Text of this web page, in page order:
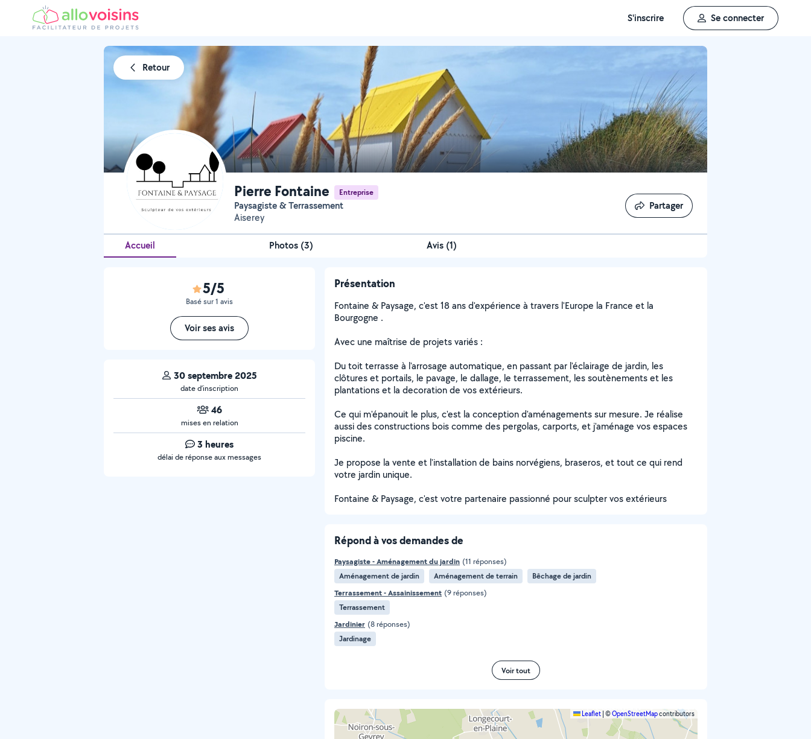
S'inscrire Se connecter
Retour
Pierre Fontaine Entreprise
Paysagiste & Terrassement
Aiserey
Partager
Partager
Accueil Photos (3) Avis (1)
5/5
Basé sur 1 avis
Voir ses avis
30 septembre 2025
date d’inscription
46
mises en relation
3 heures
délai de réponse aux messages
Présentation
Fontaine & Paysage, c'est 18 ans d'expérience à travers l'Europe la France et la
Bourgogne .
Avec une maîtrise de projets variés :
Du toit terrasse à l'arrosage automatique, en passant par l'éclairage de jardin, les
clôtures et portails, le pavage, le dallage, le terrassement, les soutènements et les
plantations et la decoration de vos extérieurs.
Ce qui m'épanouit le plus, c'est la conception d'aménagements sur mesure. Je réalise
aussi des constructions bois comme des pergolas, carports, et j'aménage vos espaces
piscine.
Je propose la vente et l'installation de bains norvégiens, braseros, et tout ce qui rend
votre jardin unique.
Fontaine & Paysage, c'est votre partenaire passionné pour sculpter vos extérieurs
Répond à vos demandes de
Paysagiste - Aménagement du jardin (11 réponses)
Aménagement de jardin
Aménagement de terrain
Bêchage de jardin
Terrassement - Assainissement (9 réponses)
Terrassement
Jardinier (8 réponses)
Jardinage
Voir tout
Leaflet ©OpenStreetMapcontributors